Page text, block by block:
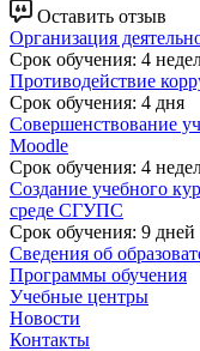
Оставить отзыв
Организация
Срок обучения: 4
Противодействие
Срок обучения: 4 дня
Совершенствование
Moodle
Срок обучения: 4
Создание учебного
среде СГУПС
Срок обучения: 9 дней
Сведения об
Программы обучения
Учебные центры
Новости
Контакты